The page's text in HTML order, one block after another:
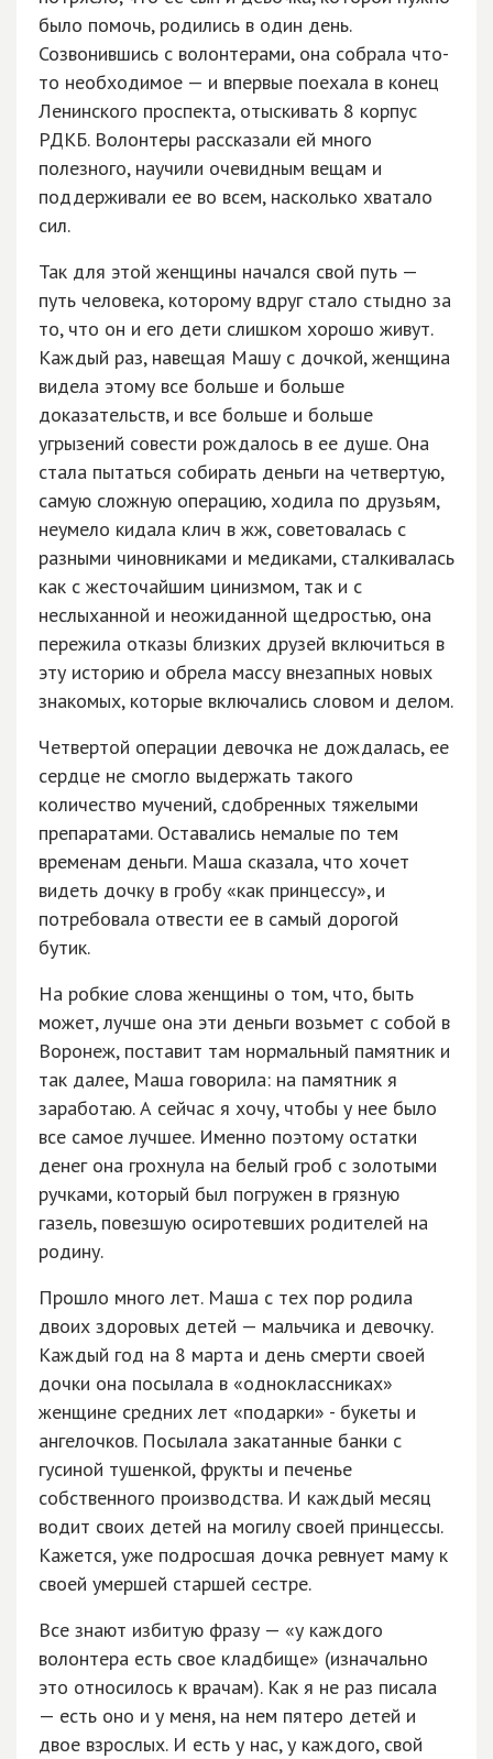
было помочь, родились в один день.
Созвонившись с волонтерами, она собрала что-
то необходимое — и впервые поехала в конец
Ленинского проспекта, отыскивать 8 корпус
РДКБ. Волонтеры рассказали ей много
полезного, научили очевидным вещам и
поддерживали ее во всем, насколько хватало
сил.
Так для этой женщины начался свой путь —
путь человека, которому вдруг стало стыдно за
то, что он и его дети слишком хорошо живут.
Каждый раз, навещая Машу с дочкой, женщина
видела этому все больше и больше
доказательств, и все больше и больше
угрызений совести рождалось в ее душе. Она
стала пытаться собирать деньги на четвертую,
самую сложную операцию, ходила по друзьям,
неумело кидала клич в жж, советовалась с
разными чиновниками и медиками, сталкивалась
как с жесточайшим цинизмом, так и с
неслыханной и неожиданной щедростью, она
пережила отказы близких друзей включиться в
эту историю и обрела массу внезапных новых
знакомых, которые включались словом и делом.
Четвертой операции девочка не дождалась, ее
сердце не смогло выдержать такого
количество мучений, сдобренных тяжелыми
препаратами. Оставались немалые по тем
временам деньги. Маша сказала, что хочет
видеть дочку в гробу «как принцессу», и
потребовала отвести ее в самый дорогой
бутик.
На робкие слова женщины о том, что, быть
может, лучше она эти деньги возьмет с собой в
Воронеж, поставит там нормальный памятник и
так далее, Маша говорила: на памятник я
заработаю. А сейчас я хочу, чтобы у нее было
все самое лучшее. Именно поэтому остатки
денег она грохнула на белый гроб с золотыми
ручками, который был погружен в грязную
газель, повезшую осиротевших родителей на
родину.
Прошло много лет. Маша с тех пор родила
двоих здоровых детей — мальчика и девочку.
Каждый год на 8 марта и день смерти своей
дочки она посылала в «одноклассниках»
женщине средних лет «подарки» - букеты и
ангелочков. Посылала закатанные банки с
гусиной тушенкой, фрукты и печенье
собственного производства. И каждый месяц
водит своих детей на могилу своей принцессы.
Кажется, уже подросшая дочка ревнует маму к
своей умершей старшей сестре.
Все знают избитую фразу — «у каждого
волонтера есть свое кладбище» (изначально
это относилось к врачам). Как я не раз писала
— есть оно и у меня, на нем пятеро детей и
двое взрослых. И есть у нас, у каждого, свой